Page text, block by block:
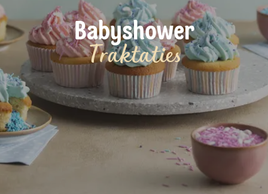
Babyshower
Traktaties